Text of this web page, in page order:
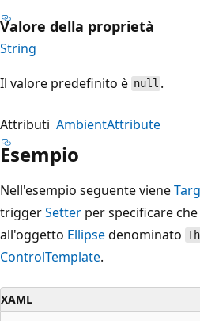
Valore della proprietà
String
Il valore predefinito è null .
Attributi AmbientAttribute
Esempio
Nell'esempio seguente viene
triggerSetter per specificare che
all'oggetto Ellipsedenominato
ControlTemplate.
XAML